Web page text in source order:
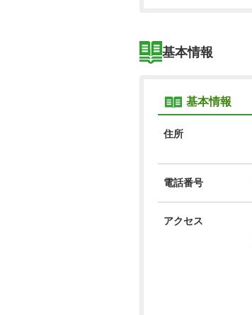
基本情報
基本情報
住所
電話番号
アクセス